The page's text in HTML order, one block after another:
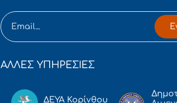
ΑΛΛΕΣ ΥΠΗΡΕΣΙΕΣ
ΔΕΥΑ Κορίνθου